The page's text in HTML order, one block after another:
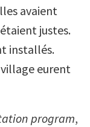
avaient
justes.
installés.
eurent
program,